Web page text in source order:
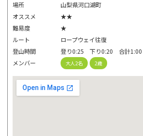
場所
山梨県河口湖町
オススメ
★★
難易度
★
ルート
ロープウェイ往復
登山時間
登り0:25 下り0:20 合計1:00
メンバー
大人2名 2歳